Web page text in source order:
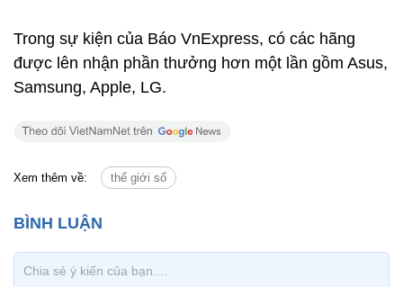
Trong sự kiện của Báo VnExpress, có các hãng
được lên nhận phần thưởng hơn một lần gồm Asus,
Samsung, Apple, LG.
Xem thêm về: thế giới số